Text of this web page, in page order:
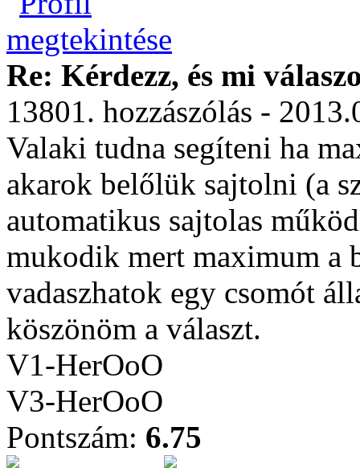
Re: Kérdezz, és mi
13801. hozzászólás -
Valaki tudna segíteni ha
akarok belőlük sajtolni (a
automatikus sajtolas
mukodik mert maximum a
vadaszhatok egy csomót
köszönöm a választ.
V1-HerOoO
V3-HerOoO
Pontszám: 6.75